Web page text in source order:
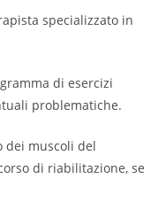
specializzato in
di esercizi
problematiche.
dei muscoli del
di riabilitazione, se